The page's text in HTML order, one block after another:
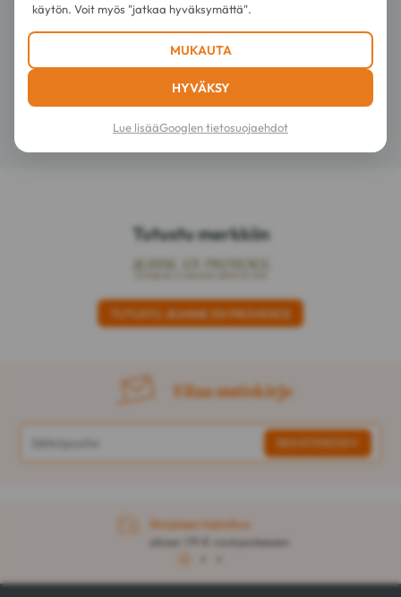
Käyttöohjeet
Tutustu merkkiin
TUTUSTU JEANNE EN PROVENCE
Tilaa uutiskirje
Ilmainen toimitus
alkaen 179 € noutopisteeseen
1
käytön. Voit myös "jatkaa hyväksymättä".
MUKAUTA
HYVÄKSY
Lue lisääGooglen tietosuojaehdot